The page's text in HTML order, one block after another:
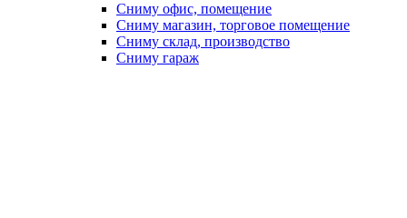
Сниму офис, помещение
Сниму магазин, торговое помещение
Сниму склад, производство
Сниму гараж